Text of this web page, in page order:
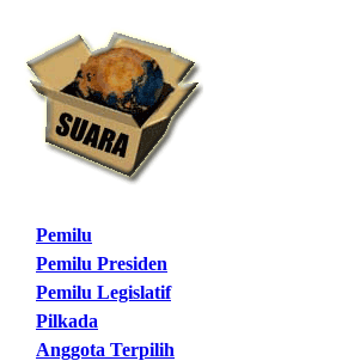
Pemilu
Pemilu Presiden
Pemilu Legislatif
Pilkada
Anggota Terpilih